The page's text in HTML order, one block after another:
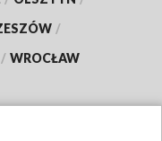
/
/ WROCŁAW